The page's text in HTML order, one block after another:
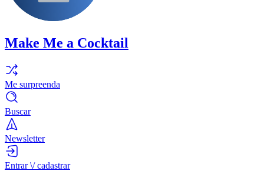
Make Me a Cocktail
Me surpreenda
Buscar
Newsletter
Entrar \/ cadastrar